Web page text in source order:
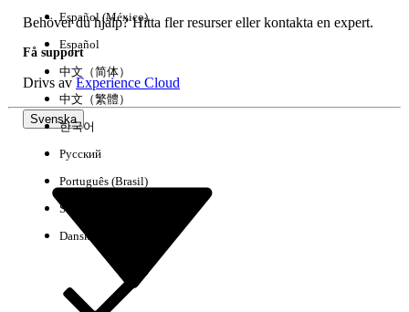
Rensa alla Klart
Behöver du hjälp? Hitta fler resurser eller kontakta en expert.
Få support
Drivs avExperience Cloud
Svenska
Español (México)
Español
中文（简体）
中文（繁體）
한국어
Русский
Português (Brasil)
Suomi
Dansk